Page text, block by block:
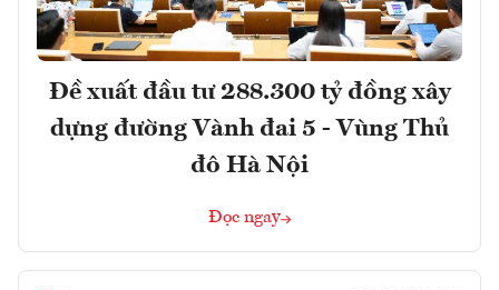
Đề xuất đầu tư 288.300 tỷ đồng xây
dựng đường Vành đai 5 - Vùng Thủ
đô Hà Nội
Đọc ngay